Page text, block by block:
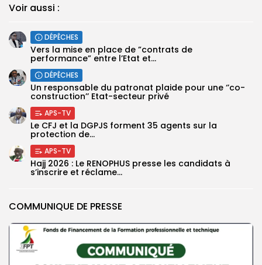
COMMUNIQUE DE PRESSE
Voir aussi :
DÉPÊCHES
Vers la mise en place de ”contrats de
performance” entre l’Etat et...
DÉPÊCHES
Un responsable du patronat plaide pour une ‘’co-
construction’’ Etat-secteur privé
APS-TV
Le CFJ et la DGPJS forment 35 agents sur la
protection de...
APS-TV
Hajj 2026 : Le RENOPHUS presse les candidats à
s’inscrire et réclame...